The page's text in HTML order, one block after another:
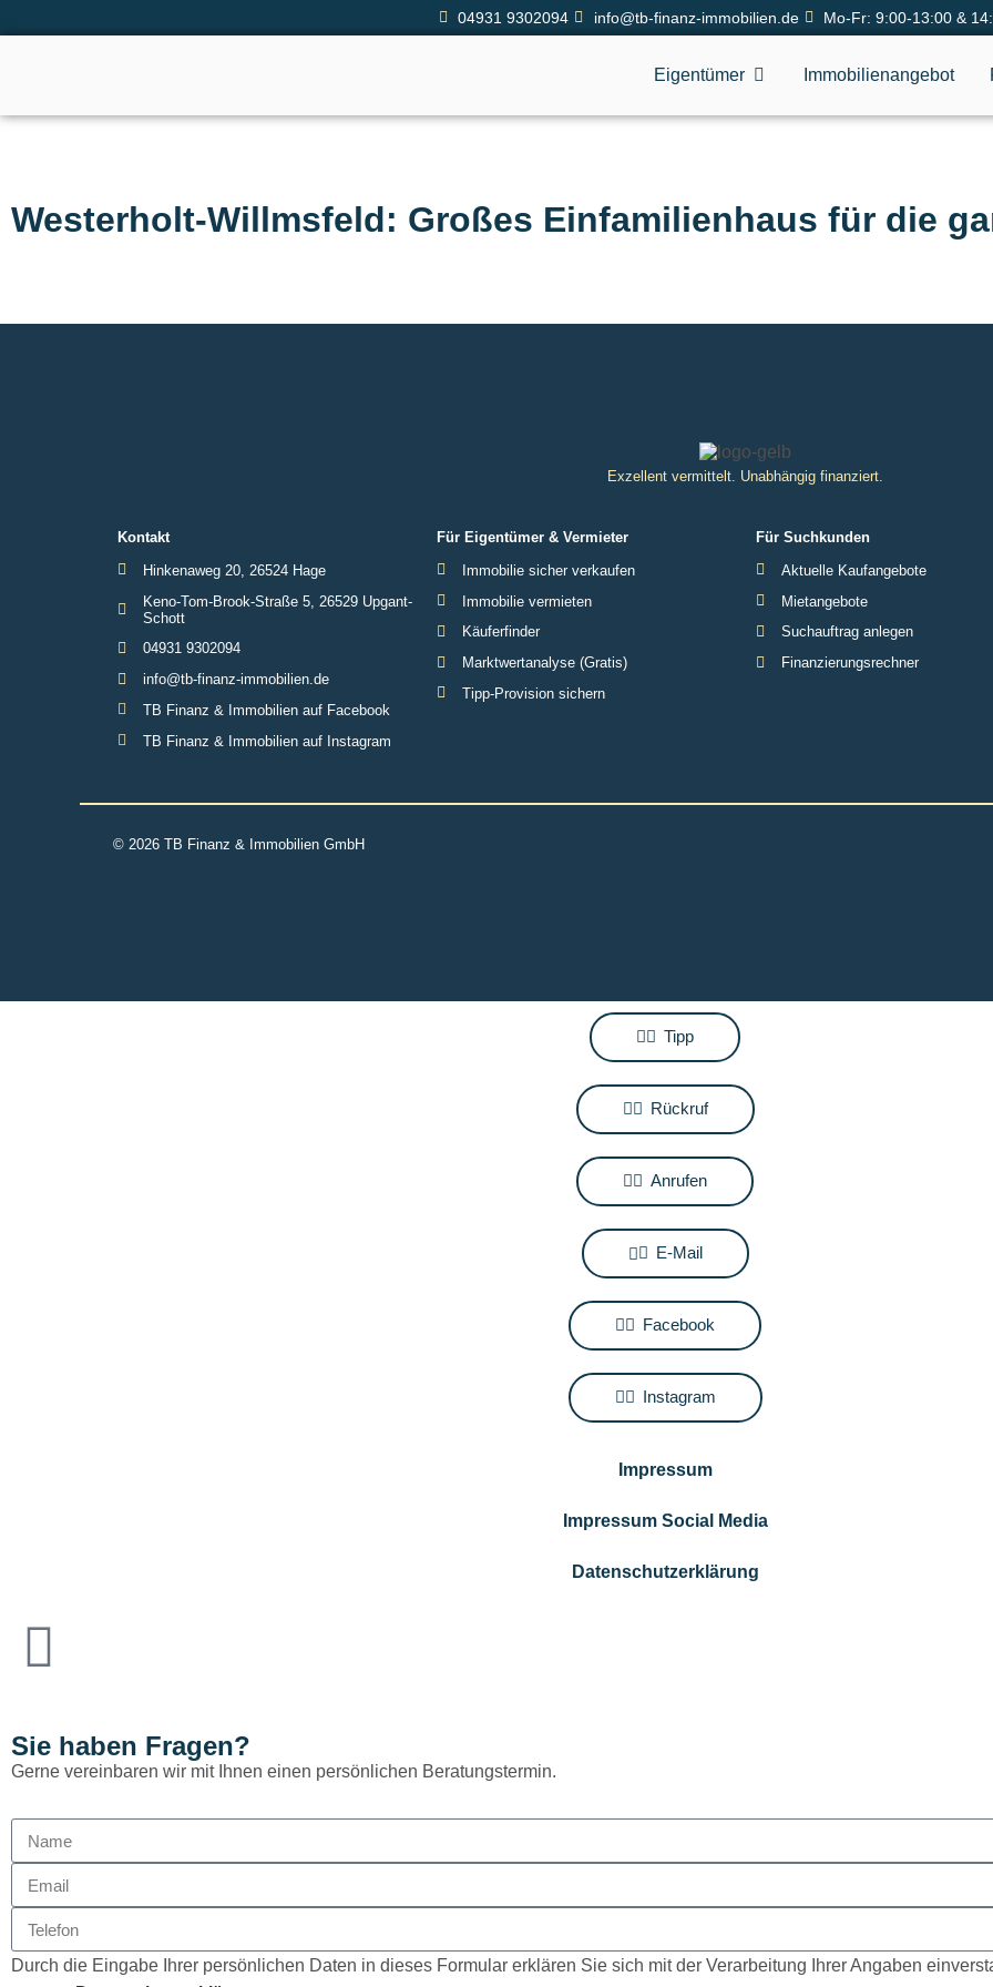
04931 9302094 info@tb-finanz-immobilien.de Mo-Fr: 9:00-13:00 &
Eigentümer Immobilienangebot
Westerholt-Willmsfeld: Großes Einfamilienhaus für die
Exzellent vermittelt. Unabhängig finanziert.
Kontakt
Hinkenaweg 20, 26524 Hage
Keno-Tom-Brook-Straße 5, 26529 Upgant-
Schott
04931 9302094
info@tb-finanz-immobilien.de
TB Finanz & Immobilien auf Facebook
TB Finanz & Immobilien auf Instagram
Für Eigentümer & Vermieter
Immobilie sicher verkaufen
Immobilie vermieten
Käuferfinder
Marktwertanalyse (Gratis)
Tipp-Provision sichern
Für Suchkunden
Aktuelle Kaufangebote
Mietangebote
Suchauftrag anlegen
Finanzierungsrechner
© 2026 TB Finanz & Immobilien GmbH
Tipp
Rückruf
Anrufen
E-Mail
Facebook
Instagram
Impressum
Impressum Social Media
Datenschutzerklärung
Sie haben Fragen?
Gerne vereinbaren wir mit Ihnen einen persönlichen Beratungstermin.
Durch die Eingabe Ihrer persönlichen Daten in dieses Formular erklären Sie sich mit der Verarbeitung Ihrer Angaben